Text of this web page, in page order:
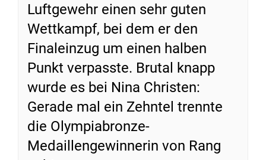
Luftgewehr einen sehr guten
Wettkampf, bei dem er den
Finaleinzug um einen halben
Punkt verpasste. Brutal knapp
wurde es bei Nina Christen:
Gerade mal ein Zehntel trennte
die Olympiabronze-
Medaillengewinnerin von Rang